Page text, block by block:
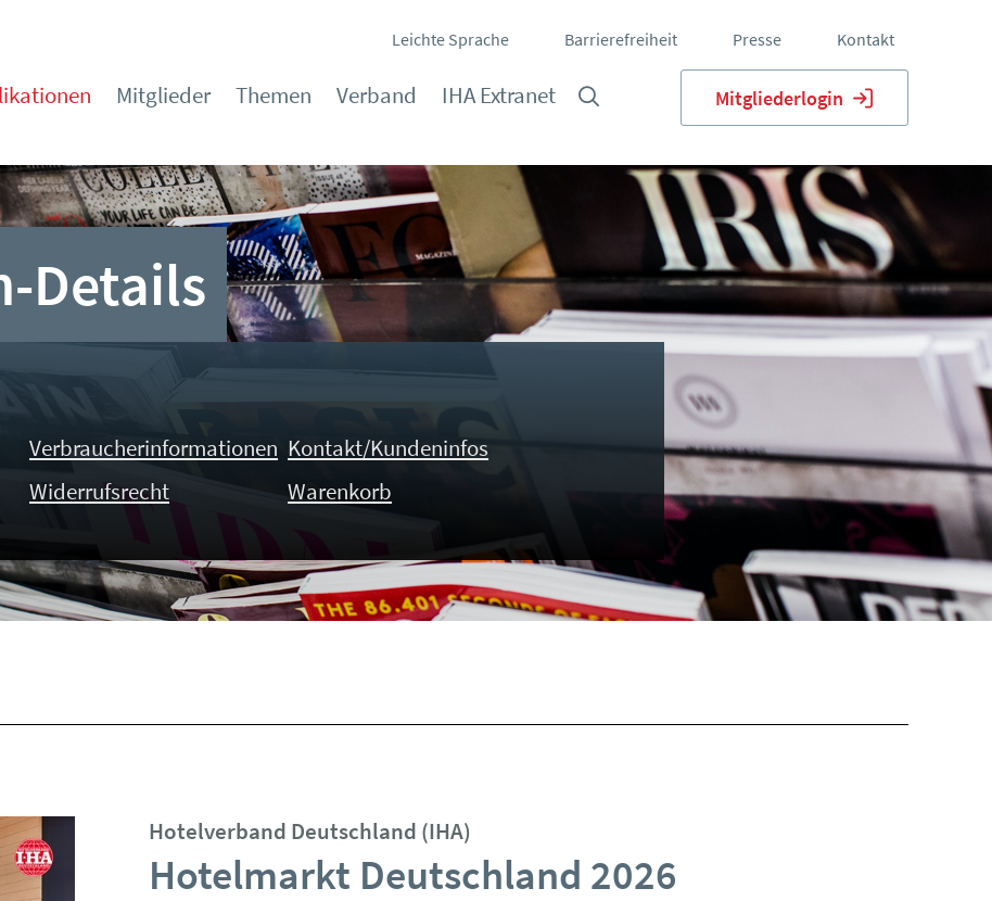
Leichte Sprache Barrierefreiheit Presse Kontakt
Mitglieder Themen Verband IHA Extranet Mitgliederlogin
Details
Verbraucherinformationen
Widerrufsrecht
Kontakt/Kundeninfos
Warenkorb
Hotelverband Deutschland (IHA)
Hotelmarkt Deutschland 2026